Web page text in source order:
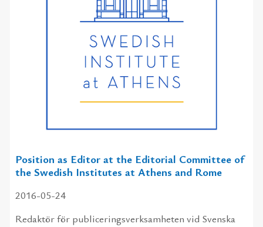
Position as Editor at the Editorial Committee of
the Swedish Institutes at Athens and Rome
2016-05-24
Redaktör för publiceringsverksamheten vid Svenska